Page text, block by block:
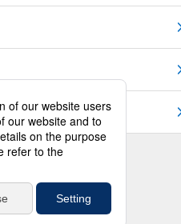
推奨環境